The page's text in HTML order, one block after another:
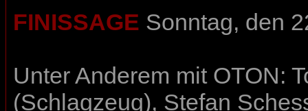
FINISSAGE Sonntag, den
Unter Anderem mit OTON:
(Schlagzeug), Stefan